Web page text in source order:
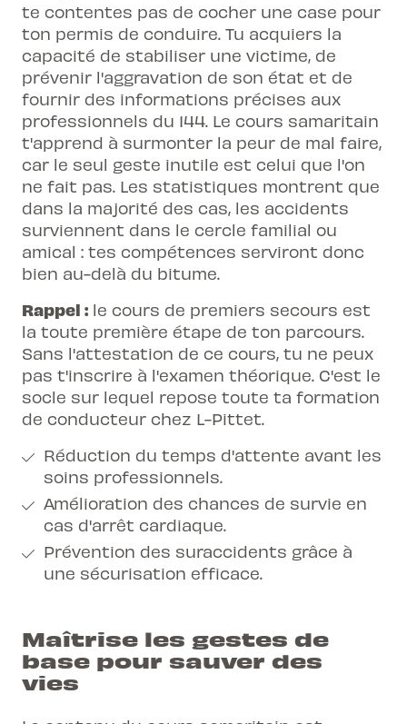
te contentes pas de cocher une case pour
ton permis de conduire. Tu acquiers la
capacité de stabiliser une victime, de
prévenir l'aggravation de son état et de
fournir des informations précises aux
professionnels du 144. Le cours samaritain
t'apprend à surmonter la peur de mal faire,
car le seul geste inutile est celui que l'on
ne fait pas. Les statistiques montrent que
dans la majorité des cas, les accidents
surviennent dans le cercle familial ou
amical : tes compétences serviront donc
bien au-delà du bitume.
Rappel : le cours de premiers secours est
la toute première étape de ton parcours.
Sans l'attestation de ce cours, tu ne peux
pas t'inscrire à l'examen théorique. C'est le
socle sur lequel repose toute ta formation
de conducteur chez L-Pittet.
Réduction du temps d'attente avant les
soins professionnels.
Amélioration des chances de survie en
cas d'arrêt cardiaque.
Prévention des suraccidents grâce à
une sécurisation efficace.
Maîtrise les gestes de
base pour sauver des
vies